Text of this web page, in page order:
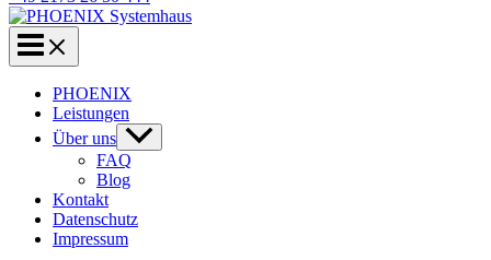
PHOENIX
Leistungen
Über uns
FAQ
Blog
Kontakt
Datenschutz
Impressum